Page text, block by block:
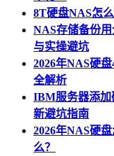
8T硬盘NAS怎
NAS存储备份
与实操避坑
2026年NAS硬
全解析
IBM服务器添加
新避坑指南
2026年NAS硬
么？